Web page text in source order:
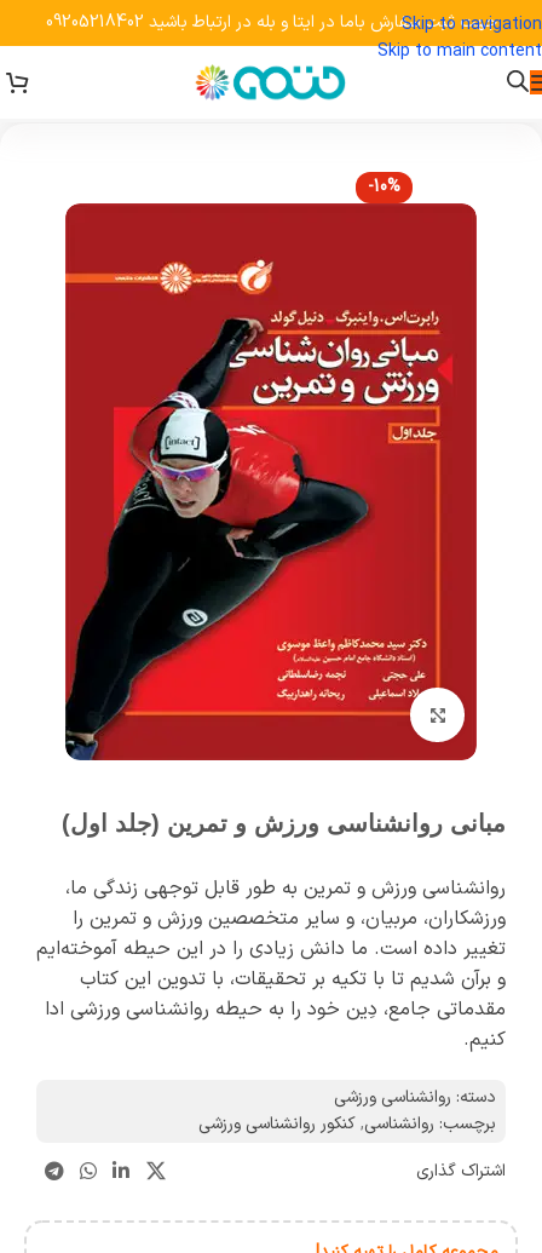
Skip to navigation
Skip to main content
جهت ثبت سفارش باما در ایتا و بله در ارتباط باشید 09205218402
-10%
برای بزرگنمایی کلیک کنید
مبانی روانشناسی ورزش و تمرین (جلد اول)
روان‏شناسی ورزش و تمرین به طور قابل توجهی زندگی ما،
ورزشکاران، مربیان، و سایر متخصصین ورزش و تمرین را
تغییر داده است. ما دانش زیادی را در این حیطه آموخته‌ایم
و برآن شدیم تا با تکیه بر تحقیقات، با تدوین این کتاب
مقدماتی جامع، دِین خود را به حیطه روان‏شناسی ورزشی ادا
کنیم.
دسته: روانشناسی ورزشی
برچسب: روانشناسی,کنکور روانشناسی ورزشی
اشتراک گذاری